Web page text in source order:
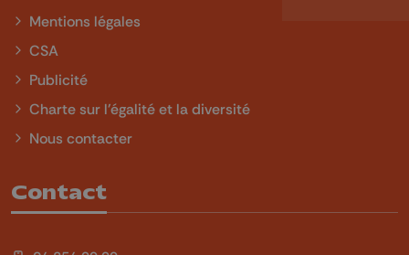
Mentions légales
CSA
Publicité
Charte sur l'égalité et la diversité
Nous contacter
Contact